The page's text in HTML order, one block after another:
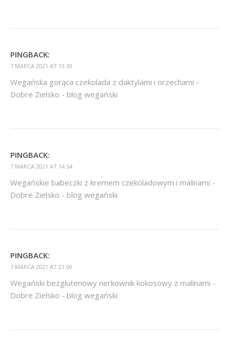
PINGBACK:
7 MARCA 2021 AT 13:30
Wegańska gorąca czekolada z daktylami i orzechami -
Dobre Zielsko - blog wegański
PINGBACK:
7 MARCA 2021 AT 14:54
Wegańskie babeczki z kremem czekoladowym i malinami -
Dobre Zielsko - blog wegański
PINGBACK:
7 MARCA 2021 AT 21:00
Wegański bezglutenowy nerkownik kokosowy z malinami -
Dobre Zielsko - blog wegański